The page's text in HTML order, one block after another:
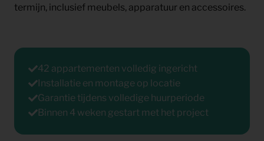
termijn, inclusief meubels, apparatuur en accessoires.
42 appartementen volledig ingericht
Installatie en montage op locatie
Garantie tijdens volledige huurperiode
Binnen 4 weken gestart met het project